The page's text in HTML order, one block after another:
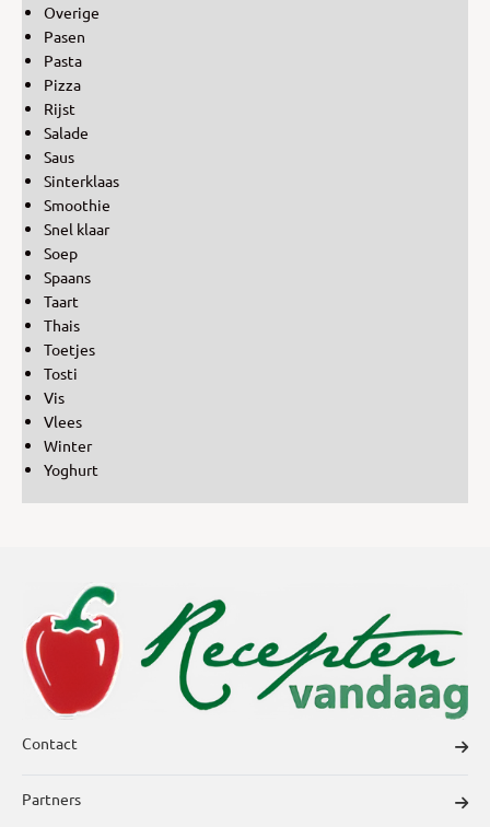
Overige
Pasen
Pasta
Pizza
Rijst
Salade
Saus
Sinterklaas
Smoothie
Snel klaar
Soep
Spaans
Taart
Thais
Toetjes
Tosti
Vis
Vlees
Winter
Yoghurt
Contact
Partners